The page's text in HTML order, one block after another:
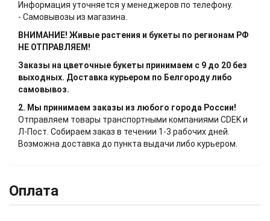
Информация уточняется у менеджеров по телефону.
- Самовывозы из магазина.
ВНИМАНИЕ! Живые растения и букеты по регионам РФ
НЕ ОТПРАВЛЯЕМ!
Заказы на цветочные букеты принимаем с 9 до 20 без
выходных. Доставка курьером по Белгороду либо
самовывоз.
2. Мы принимаем заказы из любого города России!
Отправляем товары транспортными компаниями CDEK и
Л-Пост. Собираем заказ в течении 1-3 рабочих дней.
Возможна доставка до пункта выдачи либо курьером.
Оплата